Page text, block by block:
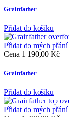
Grainfather
Přidat do košíku
Přidat do mých přání
Cena 1 190,00 Kč
Grainfather
Přidat do košíku
Přidat do mých přání